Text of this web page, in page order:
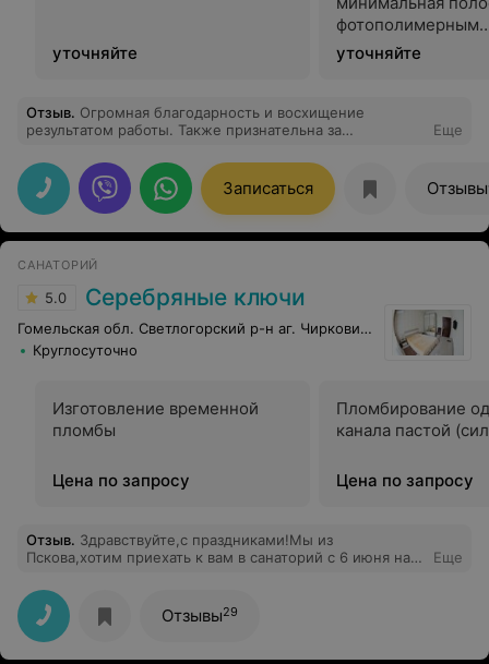
уточняйте
фотополимерным
материалом
Церам)
уточняйте
Отзыв. Огромная благодарность и восхищение
результатом работы. Также признательна за
Еще
Записаться Отзывы
САНАТОРИЙ
5.0 Серебряные ключи
Гомельская обл. Светлогорский р-н аг. Чирковичи
Круглосуточно
Изготовление временной
пломбы
Цена по запросу
Пломбирование
канала пастой
Цена по запросу
Отзыв. Здравствуйте,с праздниками!Мы из
Пскова,хотим приехать к вам в санаторий с 6 июня на
все взрослые,поэтому хотим купить путевку в 3 корпус
блок(2×2).Как мне узнать сколько будет стоить такая
путевка?Сколько стоит бронь,курортный сбор?Заранее
благодарна
Еще
Отзывы29